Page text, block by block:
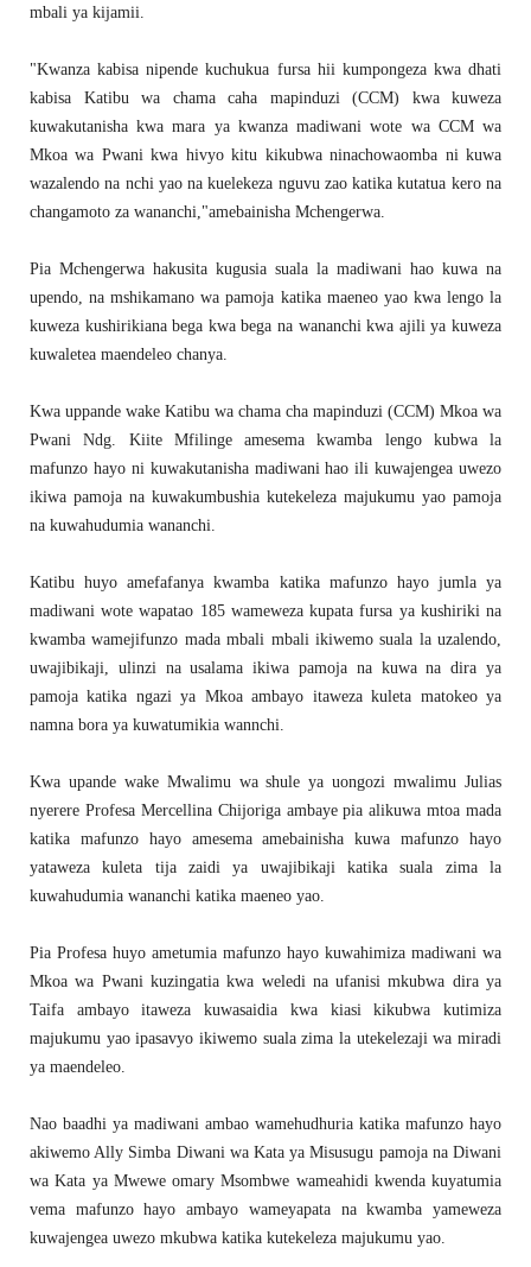
mbali ya kijamii.
"Kwanza kabisa nipende kuchukua fursa hii kumpongeza kwa dhati
kabisa Katibu wa chama caha mapinduzi (CCM) kwa kuweza
kuwakutanisha kwa mara ya kwanza madiwani wote wa CCM wa
Mkoa wa Pwani kwa hivyo kitu kikubwa ninachowaomba ni kuwa
wazalendo na nchi yao na kuelekeza nguvu zao katika kutatua kero na
changamoto za wananchi,"amebainisha Mchengerwa.
Pia Mchengerwa hakusita kugusia suala la madiwani hao kuwa na
upendo, na mshikamano wa pamoja katika maeneo yao kwa lengo la
kuweza kushirikiana bega kwa bega na wananchi kwa ajili ya kuweza
kuwaletea maendeleo chanya.
Kwa uppande wake Katibu wa chama cha mapinduzi (CCM) Mkoa wa
Pwani Ndg. Kiite Mfilinge amesema kwamba lengo kubwa la
mafunzo hayo ni kuwakutanisha madiwani hao ili kuwajengea uwezo
ikiwa pamoja na kuwakumbushia kutekeleza majukumu yao pamoja
na kuwahudumia wananchi.
Katibu huyo amefafanya kwamba katika mafunzo hayo jumla ya
madiwani wote wapatao 185 wameweza kupata fursa ya kushiriki na
kwamba wamejifunzo mada mbali mbali ikiwemo suala la uzalendo,
uwajibikaji, ulinzi na usalama ikiwa pamoja na kuwa na dira ya
pamoja katika ngazi ya Mkoa ambayo itaweza kuleta matokeo ya
namna bora ya kuwatumikia wannchi.
Kwa upande wake Mwalimu wa shule ya uongozi mwalimu Julias
nyerere Profesa Mercellina Chijoriga ambaye pia alikuwa mtoa mada
katika mafunzo hayo amesema amebainisha kuwa mafunzo hayo
yataweza kuleta tija zaidi ya uwajibikaji katika suala zima la
kuwahudumia wananchi katika maeneo yao.
Pia Profesa huyo ametumia mafunzo hayo kuwahimiza madiwani wa
Mkoa wa Pwani kuzingatia kwa weledi na ufanisi mkubwa dira ya
Taifa ambayo itaweza kuwasaidia kwa kiasi kikubwa kutimiza
majukumu yao ipasavyo ikiwemo suala zima la utekelezaji wa miradi
ya maendeleo.
Nao baadhi ya madiwani ambao wamehudhuria katika mafunzo hayo
akiwemo Ally Simba Diwani wa Kata ya Misusugu pamoja na Diwani
wa Kata ya Mwewe omary Msombwe wameahidi kwenda kuyatumia
vema mafunzo hayo ambayo wameyapata na kwamba yameweza
kuwajengea uwezo mkubwa katika kutekeleza majukumu yao.